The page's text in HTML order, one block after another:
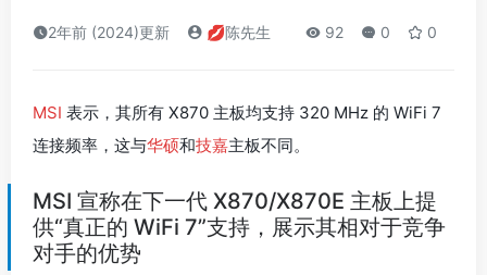
2年前 (2024)更新 💋陈先生 92 0 0
MSI 表示，其所有 X870 主板均支持 320 MHz 的 WiFi 7
连接频率，这与华硕和技嘉主板不同。
MSI 宣称在下一代 X870/X870E 主板上提
供“真正的 WiFi 7”支持，展示其相对于竞争
对手的优势